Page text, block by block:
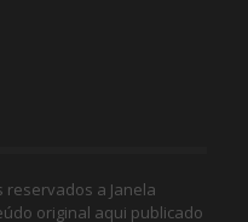
reservados a Janela
original aqui publicado